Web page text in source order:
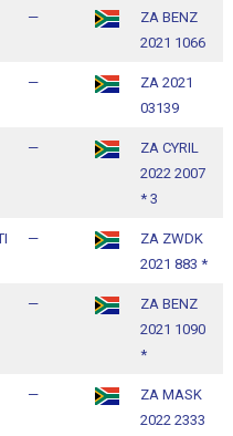
—
ZA BENZ
2021 1066
—
ZA 2021
03139
—
ZA CYRIL
2022 2007
* 3
—
ZA ZWDK
2021 883 *
—
ZA BENZ
2021 1090
*
—
ZA MASK
2022 2333